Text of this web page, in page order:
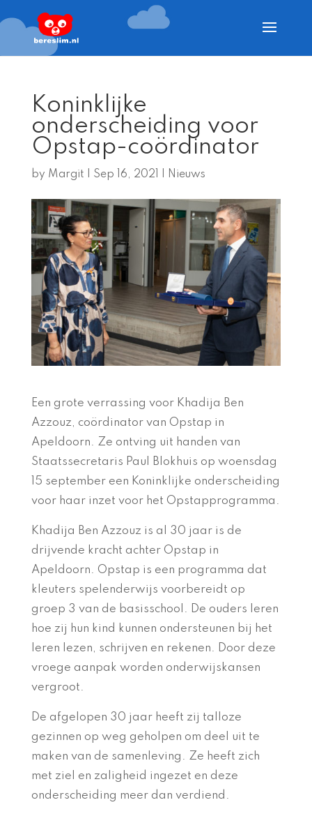
Koninklijke
onderscheiding voor
Opstap-coördinator
by Margit Sep 16, 2021 Nieuws
Een grote verrassing voor Khadija Ben
Azzouz, coördinator van Opstap in
Apeldoorn. Ze ontving uit handen van
Staatssecretaris Paul Blokhuis op woensdag
15 september een Koninklijke onderscheiding
voor haar inzet voor het Opstapprogramma.
Khadija Ben Azzouz is al 30 jaar is de
drijvende kracht achter Opstap in
Apeldoorn. Opstap is een programma dat
kleuters spelenderwijs voorbereidt op
groep 3 van de basisschool. De ouders leren
hoe zij hun kind kunnen ondersteunen bij het
leren lezen, schrijven en rekenen. Door deze
vroege aanpak worden onderwijskansen
vergroot.
De afgelopen 30 jaar heeft zij talloze
gezinnen op weg geholpen om deel uit te
maken van de samenleving. Ze heeft zich
met ziel en zaligheid ingezet en deze
onderscheiding meer dan verdiend.